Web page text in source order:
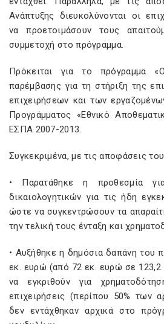
Ανάπτυξης διευκολύνονται οι
να προετοιμάσουν τους
συμμετοχή στο πρόγραμμα.
Πρόκειται για το πρόγραμμα
παρέμβασης για τη στήριξη της
επιχειρήσεων και των
Προγράμματος «Εθνικό
ΕΣΠΑ 2007-2013.
Συγκεκριμένα, με τις αποφάσεις
• Παρατάθηκε η προθεσμία
δικαιολογητικών για τις ήδη
ώστε να συγκεντρώσουν τα
την τελική τους ένταξη και
• Αυξήθηκε η δημόσια δαπάνη του
εκ. ευρώ (από 72 εκ. ευρώ σε 123,2
να εγκριθούν για
επιχειρήσεις (περίπου 50% των
δεν εντάχθηκαν αρχικά στο